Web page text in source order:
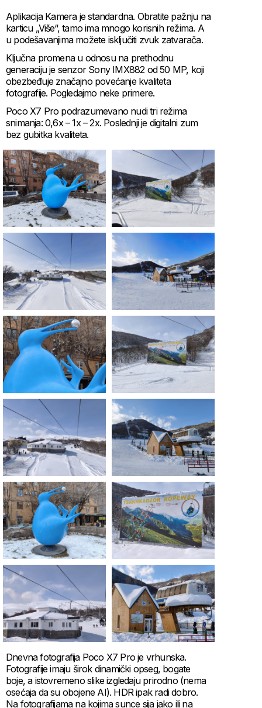
Aplikacija Kamera je standardna. Obratite pažnju na
karticu „Više“, tamo ima mnogo korisnih režima. A
u podešavanjima možete isključiti zvuk zatvarača.
Ključna promena u odnosu na prethodnu
generaciju je senzor Sony IMX882 od 50 MP, koji
obezbeđuje značajno povećanje kvaliteta
fotografije. Pogledajmo neke primere.
Poco X7 Pro podrazumevano nudi tri režima
snimanja: 0,6x – 1x – 2x. Poslednji je digitalni zum
bez gubitka kvaliteta.
Dnevna fotografija Poco X7 Pro je vrhunska.
Fotografije imaju širok dinamički opseg, bogate
boje, a istovremeno slike izgledaju prirodno (nema
osećaja da su obojene AI). HDR ipak radi dobro.
Na fotografijama na kojima sunce sija jako ili na